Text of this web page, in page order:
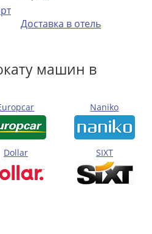
Доставка в отель
машин в
Naniko
Dollar SIXT